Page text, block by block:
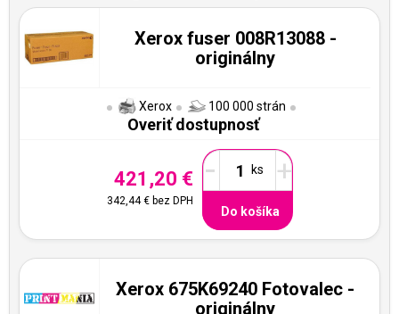
Xerox fuser 008R13088 -
originálny
Xerox 100 000 strán
Overiť dostupnosť
421,20 €
342,44 €bez DPH
- +
Do košíka
Xerox 675K69240 Fotovalec -
originálny